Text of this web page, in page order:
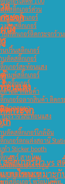
พ์สติ๊กเกอร์ด่วน
พิมพ์สติ๊กเกอร์
งติดสติกเกอร์
ยสติ๊กเกอร์ติดกระจกร้า
นปริ้นสติกเกอร์
นตัดสติ๊กเกอร์
กเกอร์สะท้อนแสง
งพิมพ์สติ๊กเกอร์
ยสติ๊กเกอร์
ทำฉลากสินค้า
กเกอร์ฉลากสินค้า ติดกร
พ์ฉลากยา
ยจราจรสะท้อนแสง
นตัดสติ๊กเกอร์ใกล้ฉัน
กเกอร์ตกแต่งสถานี
ทำ Sticker booth
กเกอร์ สายไหม
พ์สติ๊กเกอร์การ์ตูน
งงานผลิตฉลาก
พ์สติกเกอร์ พร้อมไดคัท
ถ
ระจก
นัง
อนแสง
ดกระจก
ติ๊กเกอร์ฝ้า vs
แบบไหนเหมาะ